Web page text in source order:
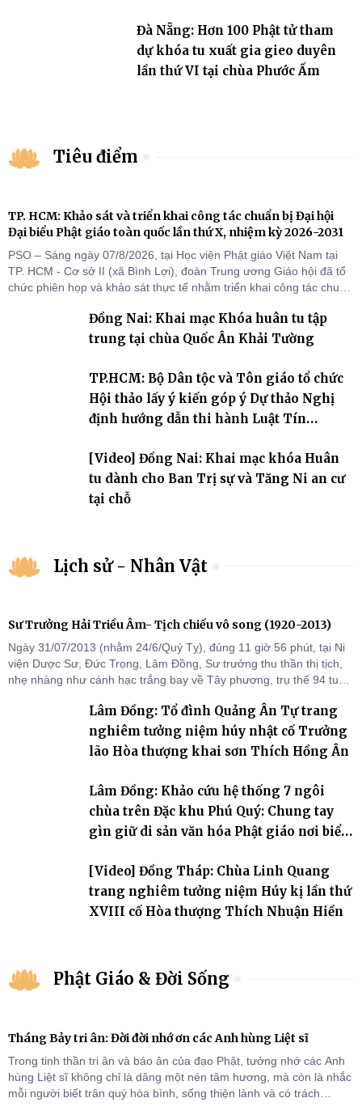
Đà Nẵng: Hơn 100 Phật tử tham
dự khóa tu xuất gia gieo duyên
lần thứ VI tại chùa Phước Ấm
Tiêu điểm
TP. HCM: Khảo sát và triển khai công tác chuẩn bị Đại hội
Đại biểu Phật giáo toàn quốc lần thứ X, nhiệm kỳ 2026-2031
PSO – Sáng ngày 07/8/2026, tại Học viện Phật giáo Việt Nam tại
TP. HCM - Cơ sở II (xã Bình Lợi), đoàn Trung ương Giáo hội đã tổ
chức phiên họp và khảo sát thực tế nhằm triển khai công tác chuẩn
Đồng Nai: Khai mạc Khóa huân tu tập
trung tại chùa Quốc Ân Khải Tường
TP.HCM: Bộ Dân tộc và Tôn giáo tổ chức
Hội thảo lấy ý kiến góp ý Dự thảo Nghị
định hướng dẫn thi hành Luật Tín
[Video] Đồng Nai: Khai mạc khóa Huân
tu dành cho Ban Trị sự và Tăng Ni an cư
tại chỗ
Lịch sử - Nhân Vật
Sư Trưởng Hải Triều Âm- Tịch chiếu vô song (1920-2013)
Ngày 31/07/2013 (nhằm 24/6/Quý Tỵ), đúng 11 giờ 56 phút, tại Ni
viện Dược Sư, Đức Trọng, Lâm Đồng, Sư trưởng thu thần thị tịch,
nhẹ nhàng như cánh hạc trắng bay về Tây phương, trụ thế 94 tuổi
Lâm Đồng: Tổ đình Quảng Ân Tự trang
nghiêm tưởng niệm húy nhật cố Trưởng
lão Hòa thượng khai sơn Thích Hồng Ân
Lâm Đồng: Khảo cứu hệ thống 7 ngôi
chùa trên Đặc khu Phú Quý: Chung tay
gìn giữ di sản văn hóa Phật giáo nơi biển
[Video] Đồng Tháp: Chùa Linh Quang
trang nghiêm tưởng niệm Húy kị lần thứ
XVIII cố Hòa thượng Thích Nhuận Hiền
Phật Giáo & Đời Sống
Tháng Bảy tri ân: Đời đời nhớ ơn các Anh hùng Liệt sĩ
Trong tinh thần tri ân và báo ân của đạo Phật, tưởng nhớ các Anh
hùng Liệt sĩ không chỉ là dâng một nén tâm hương, mà còn là nhắc
mỗi người biết trân quý hòa bình, sống thiện lành và có trách